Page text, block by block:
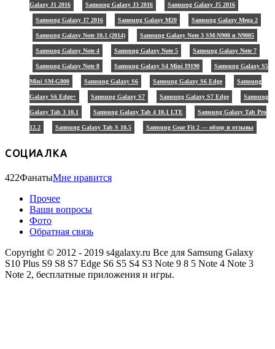
Galaxy J1 2016 Samsung Galaxy J3 2016 Samsung Galaxy J5 2016
Samsung Galaxy J7 2016 Samsung Galaxy M20 Samsung Galaxy Mega 2
Samsung Galaxy Note 10.1 (2014) Samsung Galaxy Note 3 SM-N900 и N9005
Samsung Galaxy Note 4 Samsung Galaxy Note 5 Samsung Galaxy Note 7
Samsung Galaxy Note 8 Samsung Galaxy S4 Mini I9190 Samsung Galaxy S5
Mini SM-G800 Samsung Galaxy S6 Samsung Galaxy S6 Edge Samsung
Galaxy S6 Edge+ Samsung Galaxy S7 Samsung Galaxy S7 Edge Samsung
Galaxy Tab 3 10.1 Samsung Galaxy Tab 4 10.1 LTE Samsung Galaxy Tab Pro
12.2 Samsung Galaxy Tab S 10.5 Samsung Gear Fit 2 — обзор и отзывы
СОЦИАЛКА
422ФанатыМне нравится
Прочее
Ваши вопросы
Фото
Обратная связь
Copyright © 2012 - 2019 s4galaxy.ru Все для Samsung Galaxy
S10 Plus S9 S8 S7 Edge S6 S5 S4 S3 Note 9 8 5 Note 4 Note 3
Note 2, бесплатные приложения и игры.